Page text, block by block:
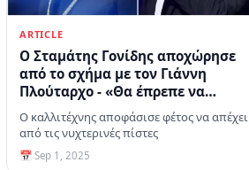
ARTICLE
Ο Σταμάτης Γονίδης αποχώρησε
από το σχήμα με τον Γιάννη
Πλούταρχο - «Θα έπρεπε να
σέβονται την ιστορία μου»
αναφέρει σε ανακοίνωσή του
Ο καλλιτέχνης αποφάσισε φέτος να απέχει
από τις νυχτερινές πίστες
📅 Sep 1, 2025